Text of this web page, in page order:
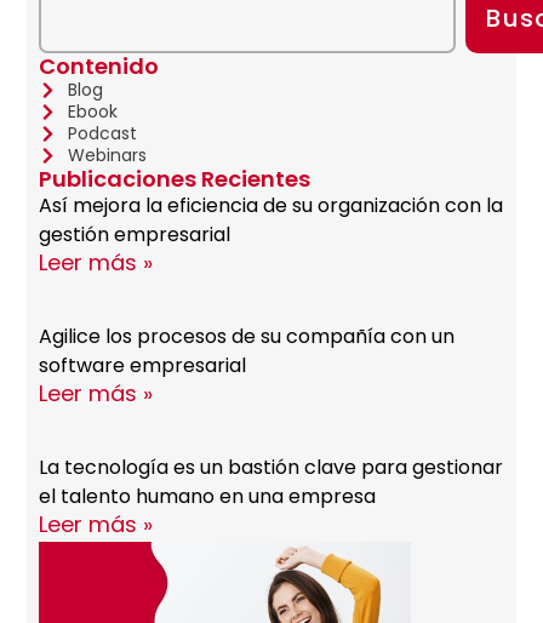
Contenido
Blog
Ebook
Podcast
Webinars
Publicaciones Recientes
Así mejora la eficiencia de su organización con la
gestión empresarial
Leer más »
Agilice los procesos de su compañía con un
software empresarial
Leer más »
La tecnología es un bastión clave para gestionar
el talento humano en una empresa
Leer más »